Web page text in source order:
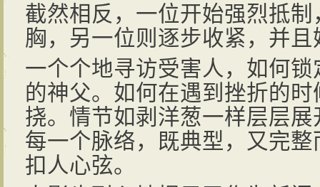
截然相反，一位开始强烈抵
胸，另一位则逐步收紧，并
一个个地寻访受害人，如何
的神父。如何在遇到挫折的
挠。情节如剥洋葱一样层层
每一个脉络，既典型，又完
扣人心弦。